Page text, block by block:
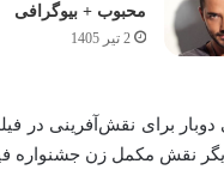
محبوب + بیوگرافی
2 تیر 1405
نقش مکمل زن